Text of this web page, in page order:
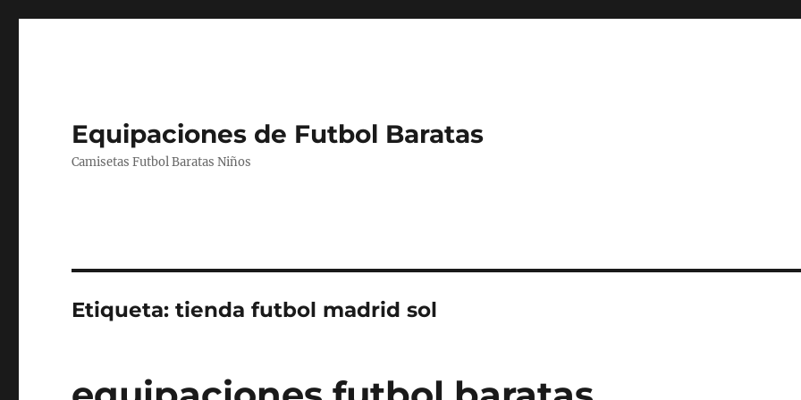
Equipaciones de Futbol Baratas
Camisetas Futbol Baratas Niños
Etiqueta:tienda futbol madrid sol